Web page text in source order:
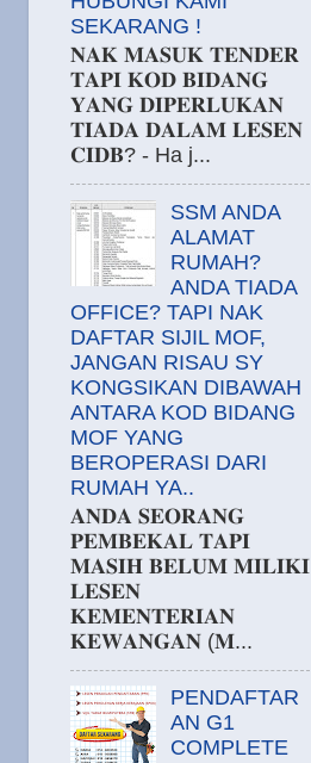
SEKARANG !
𝐍𝐀𝐊 𝐌𝐀𝐒𝐔𝐊 𝐓𝐄𝐍𝐃𝐄𝐑
𝐓𝐀𝐏𝐈 𝐊𝐎𝐃 𝐁𝐈𝐃𝐀𝐍𝐆
𝐘𝐀𝐍𝐆 𝐃𝐈𝐏𝐄𝐑𝐋𝐔𝐊𝐀𝐍
𝐓𝐈𝐀𝐃𝐀 𝐃𝐀𝐋𝐀𝐌 𝐋𝐄𝐒𝐄𝐍
𝐂𝐈𝐃𝐁? - Ha j...
SSM ANDA
ALAMAT
RUMAH?
ANDA TIADA
OFFICE? TAPI NAK
DAFTAR SIJIL MOF,
JANGAN RISAU SY
KONGSIKAN DIBAWAH
ANTARA KOD BIDANG
MOF YANG
BEROPERASI DARI
RUMAH YA..
𝐀𝐍𝐃𝐀 𝐒𝐄𝐎𝐑𝐀𝐍𝐆
𝐏𝐄𝐌𝐁𝐄𝐊𝐀𝐋 𝐓𝐀𝐏𝐈
𝐌𝐀𝐒𝐈𝐇 𝐁𝐄𝐋𝐔𝐌 𝐌𝐈𝐋𝐈𝐊𝐈
𝐋𝐄𝐒𝐄𝐍
𝐊𝐄𝐌𝐄𝐍𝐓𝐄𝐑𝐈𝐀𝐍
𝐊𝐄𝐖𝐀𝐍𝐆𝐀𝐍 (𝐌...
PENDAFTAR
AN G1
COMPLETE